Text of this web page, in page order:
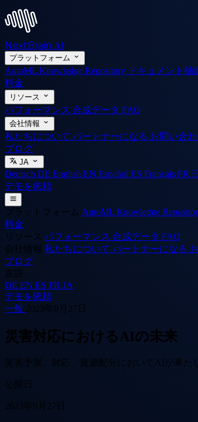
NextBrain AI
プラットフォーム
AutoML Knowledge Repository ドキュメント抽
料金
リソース
パフォーマンス 合成データ FAQ
会社情報
私たちについて パートナーになる お問い合
ブログ
JA
Deutsch DE English EN Español ES Français FR
デモを依頼
プラットフォーム AutoML Knowledge
料金
リソース パフォーマンス 合成データ FAQ
会社情報 私たちについて パートナーになる
ブログ
言語
DE EN ES FR JA
デモを依頼
一般 2023年9月27日
災害対応におけるAIの未来
災害予測、対応、資源配分においてAIが果た
公開日
2023年9月27日